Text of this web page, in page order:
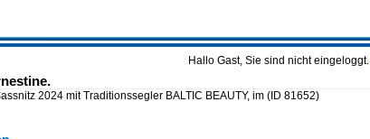
Hallo Gast, Sie sind nicht eingeloggt.
2024 mit Traditionssegler BALTIC BEAUTY, im (ID 81652)